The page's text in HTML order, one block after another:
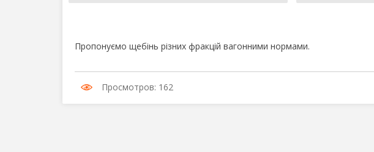
Пропонуємо щебінь різних фракцій вагонними нормами.
Просмотров: 162